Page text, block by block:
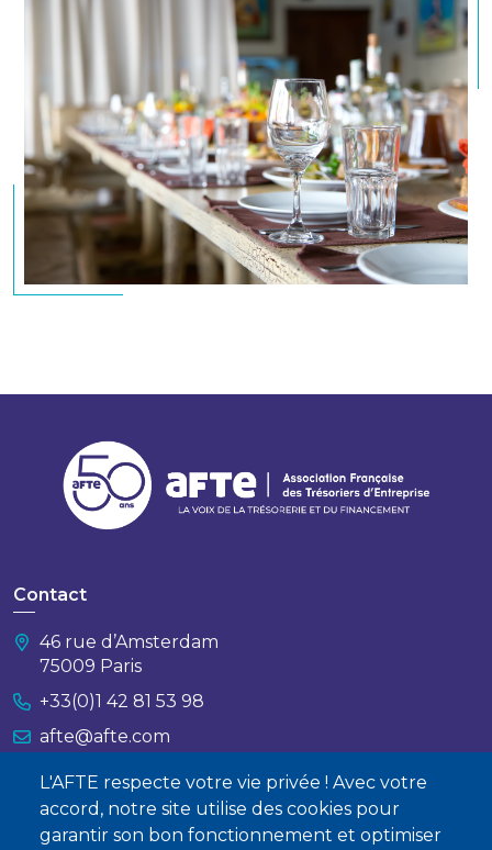
L'AFTE respecte votre vie privée ! Avec votre
accord, notre site utilise des cookies pour
garantir son bon fonctionnement et optimiser
Contact
46 rue d’Amsterdam
75009 Paris
+33(0)1 42 81 53 98
afte@afte.com
Nous contacter
À propos